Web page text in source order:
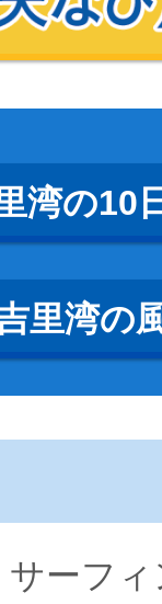
湾の10
里湾の
ーフ